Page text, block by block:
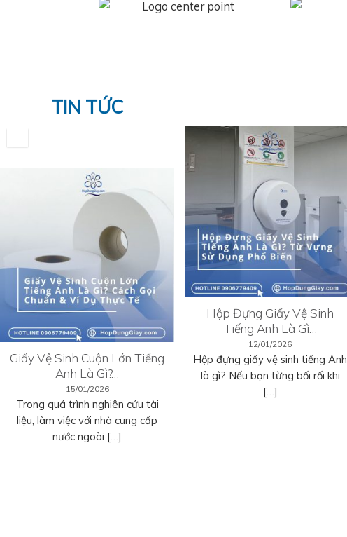
TIN TỨC
Giấy Vệ Sinh Cuộn Lớn Tiếng
Anh Là Gì?…
15/01/2026
Trong quá trình nghiên cứu tài
liệu, làm việc với nhà cung cấp
nước ngoài […]
Hộp Đựng Giấy Vệ Sinh
Tiếng Anh Là Gì…
12/01/2026
Hộp đựng giấy vệ sinh tiếng Anh
là gì? Nếu bạn từng bối rối khi
[…]